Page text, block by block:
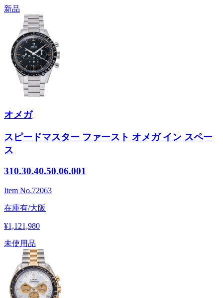
新品
オメガ
スピードマスター ファースト オメガ イン スペー
ス
310.30.40.50.06.001
Item No.72063
在庫有/大阪
¥1,121,980
未使用品